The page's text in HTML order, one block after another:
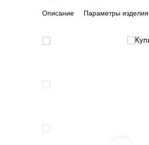
Описание Параметры изделия